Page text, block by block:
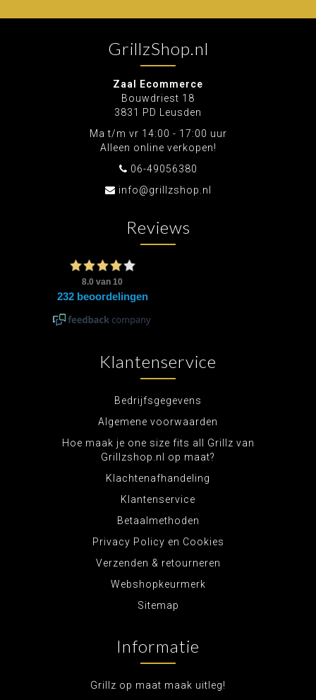
GrillzShop.nl
Zaal Ecommerce
Bouwdriest 18
3831 PD Leusden
Ma t/m vr 14:00 - 17:00 uur
Alleen online verkopen!
06-49056380
info@grillzshop.nl
Reviews
Klantenservice
Bedrijfsgegevens
Algemene voorwaarden
Hoe maak je one size fits all Grillz van
Grillzshop.nl op maat?
Klachtenafhandeling
Klantenservice
Betaalmethoden
Privacy Policy en Cookies
Verzenden & retourneren
Webshopkeurmerk
Sitemap
Informatie
Grillz op maat maak uitleg!